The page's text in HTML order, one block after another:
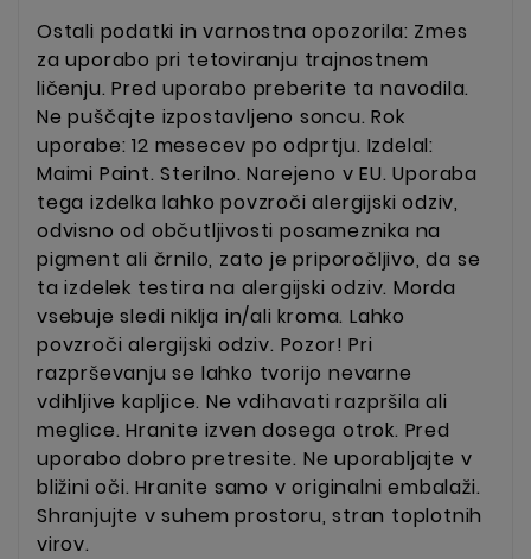
Ostali podatki in varnostna opozorila: Zmes
za uporabo pri tetoviranju trajnostnem
ličenju. Pred uporabo preberite ta navodila.
Ne puščajte izpostavljeno soncu. Rok
uporabe: 12 mesecev po odprtju. Izdelal:
Maimi Paint. Sterilno. Narejeno v EU. Uporaba
tega izdelka lahko povzroči alergijski odziv,
odvisno od občutljivosti posameznika na
pigment ali črnilo, zato je priporočljivo, da se
ta izdelek testira na alergijski odziv. Morda
vsebuje sledi niklja in/ali kroma. Lahko
povzroči alergijski odziv. Pozor! Pri
razprševanju se lahko tvorijo nevarne
vdihljive kapljice. Ne vdihavati razpršila ali
meglice. Hranite izven dosega otrok. Pred
uporabo dobro pretresite. Ne uporabljajte v
bližini oči. Hranite samo v originalni embalaži.
Shranjujte v suhem prostoru, stran toplotnih
virov.